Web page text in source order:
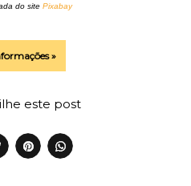
do site Pixabay
»
este post